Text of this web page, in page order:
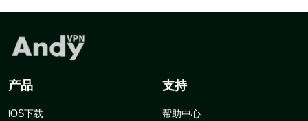
产品
iOS下载
支持
帮助中心